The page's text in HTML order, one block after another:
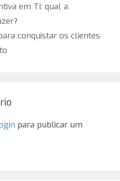
em TI: qual a
conquistar os clientes
para publicar um